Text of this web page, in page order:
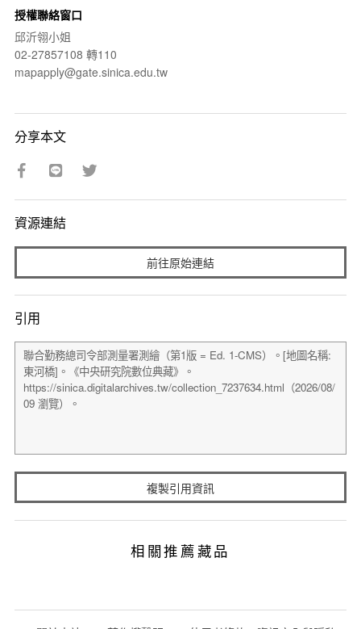
授權聯絡窗口
邱沂翎小姐
02-27857108 轉110
mapapply@gate.sinica.edu.tw
分享本文
資源連結
前往原始連結
引用
複製引用資訊
相關推薦藏品